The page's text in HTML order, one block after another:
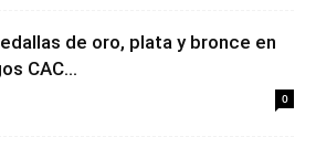
de oro, plata y bronce en
CAC...
0